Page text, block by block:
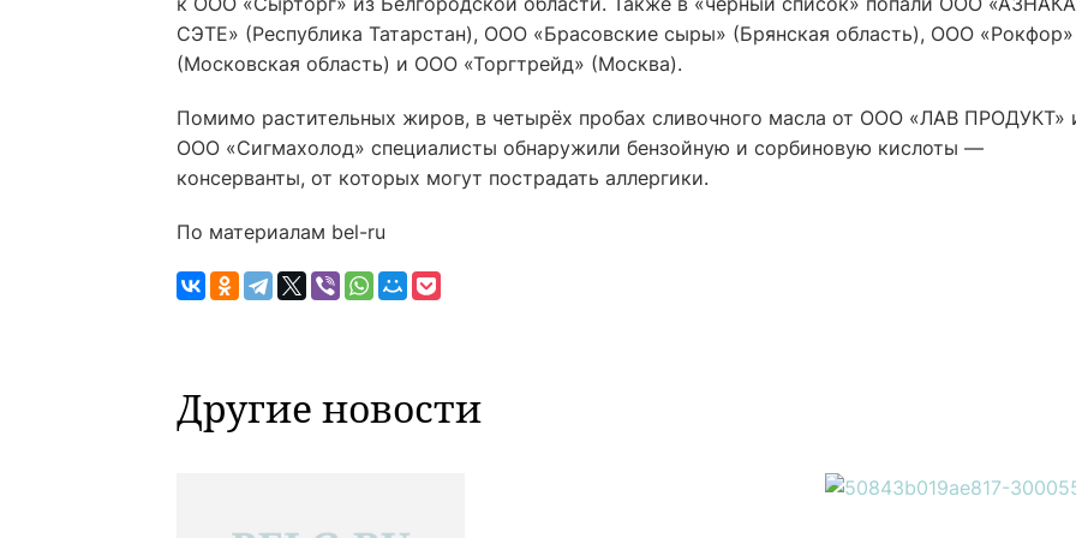
СЭТЕ» (Республика Татарстан), ООО «Брасовские сыры» (Брянская область), ООО «Рокфор»
(Московская область) и ООО «Торгтрейд» (Москва).
Помимо растительных жиров, в четырёх пробах сливочного масла от ООО «ЛАВ ПРОДУКТ»
ООО «Сигмахолод» специалисты обнаружили бензойную и сорбиновую кислоты —
консерванты, от которых могут пострадать аллергики.
По материалам bel-ru
Другие новости